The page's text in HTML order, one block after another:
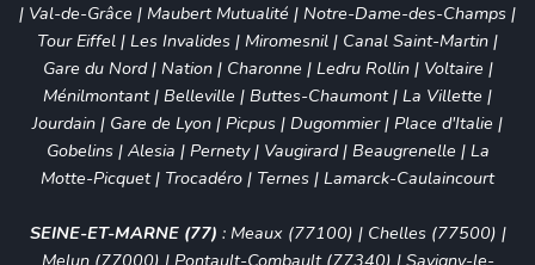
| Val-de-Grâce | Maubert Mutualité | Notre-Dame-des-Champs |
Tour Eiffel | Les Invalides | Miromesnil | Canal Saint-Martin |
Gare du Nord| Nation| Charonne | Ledru Rollin| Voltaire |
Ménilmontant| Belleville | Buttes-Chaumont| La Villette |
Jourdain | Gare de Lyon | Picpus | Dugommier| Place d'Italie |
Gobelins| Alesia | Pernety| Vaugirard| Beaugrenelle | La
Motte-Picquet| Trocadéro | Ternes | Lamarck-Caulaincourt
SEINE-ET-MARNE (77) : Meaux (77100) | Chelles (77500) |